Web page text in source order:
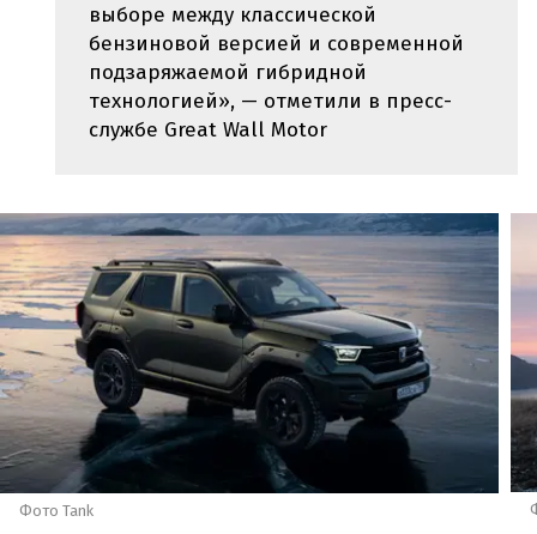
выборе между классической
бензиновой версией и современной
подзаряжаемой гибридной
технологией», — отметили в пресс-
службе Great Wall Motor
Фото Tank